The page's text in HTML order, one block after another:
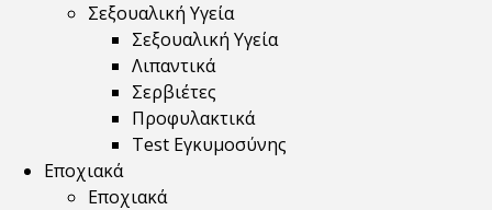
Σεξουαλική Υγεία
Σεξουαλική Υγεία
Λιπαντικά
Σερβιέτες
Προφυλακτικά
Test Εγκυμοσύνης
Εποχιακά
Εποχιακά